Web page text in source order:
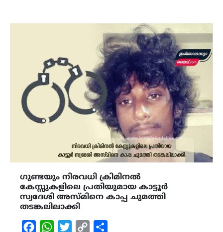
ഗുണ്ടയും നിരവധി ക്രിമിനൽ
കേസ്സുകളിലെ പ്രതിയുമായ കാട്ടൂര്‍
സ്വദേശി അസ്മിനെ കാപ്പ ചുമത്തി
തടങ്കലിലാക്കി
FacebookWhatsAppTwitterCopy